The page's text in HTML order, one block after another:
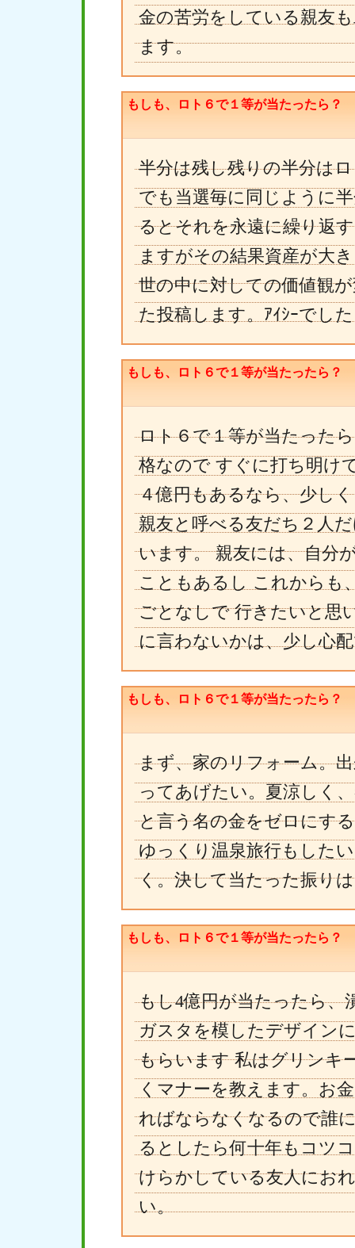
金の苦労をしている親友
ます。
もしも、ロト６で１等が当たったら？
半分は残し残りの半分は
でも当選毎に同じように
るとそれを永遠に繰り返
ますがその結果資産が大
世の中に対しての価値観
た投稿します。ｱｲｼｰでし
もしも、ロト６で１等が当たったら？
ロト６で１等が当たった
格なので すぐに打ち明け
４億円もあるなら、少し
親友と呼べる友だち２人
います。 親友には、自分
こともあるし これからも
ごとなしで 行きたいと思
に言わないかは、少し心
もしも、ロト６で１等が当たったら？
まず、家のリフォーム。
ってあげたい。夏涼しく
と言う名の金をゼロにす
ゆっくり温泉旅行もした
く。決して当たった振り
もしも、ロト６で１等が当たったら？
もし4億円が当たったら、
ガスタを模したデザイン
もらいます 私はグリンキ
くマナーを教えます。お
ればならなくなるので誰
るとしたら何十年もコツ
けらかしている友人にお
い。